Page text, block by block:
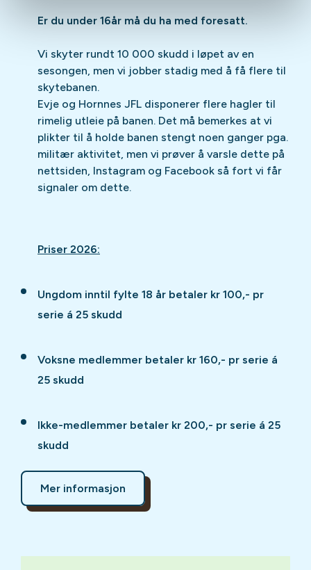
Er du under 16år må du ha med foresatt.
Vi skyter rundt 10 000 skudd i løpet av en
sesongen, men vi jobber stadig med å få flere til
skytebanen.
Evje og Hornnes JFL disponerer flere hagler til
rimelig utleie på banen. Det må bemerkes at vi
plikter til å holde banen stengt noen ganger pga.
militær aktivitet, men vi prøver å varsle dette på
nettsiden, Instagram og Facebook så fort vi får
signaler om dette.
Priser 2026:
Ungdom inntil fylte 18 år betaler kr 100,- pr
serie á 25 skudd
Voksne medlemmer betaler kr 160,- pr serie á
25 skudd
Ikke-medlemmer betaler kr 200,- pr serie á 25
skudd
Mer informasjon